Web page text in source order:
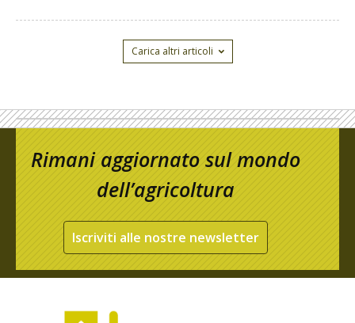
Carica altri articoli
Rimani aggiornato sul mondo
dell’agricoltura
Iscriviti alle nostre newsletter